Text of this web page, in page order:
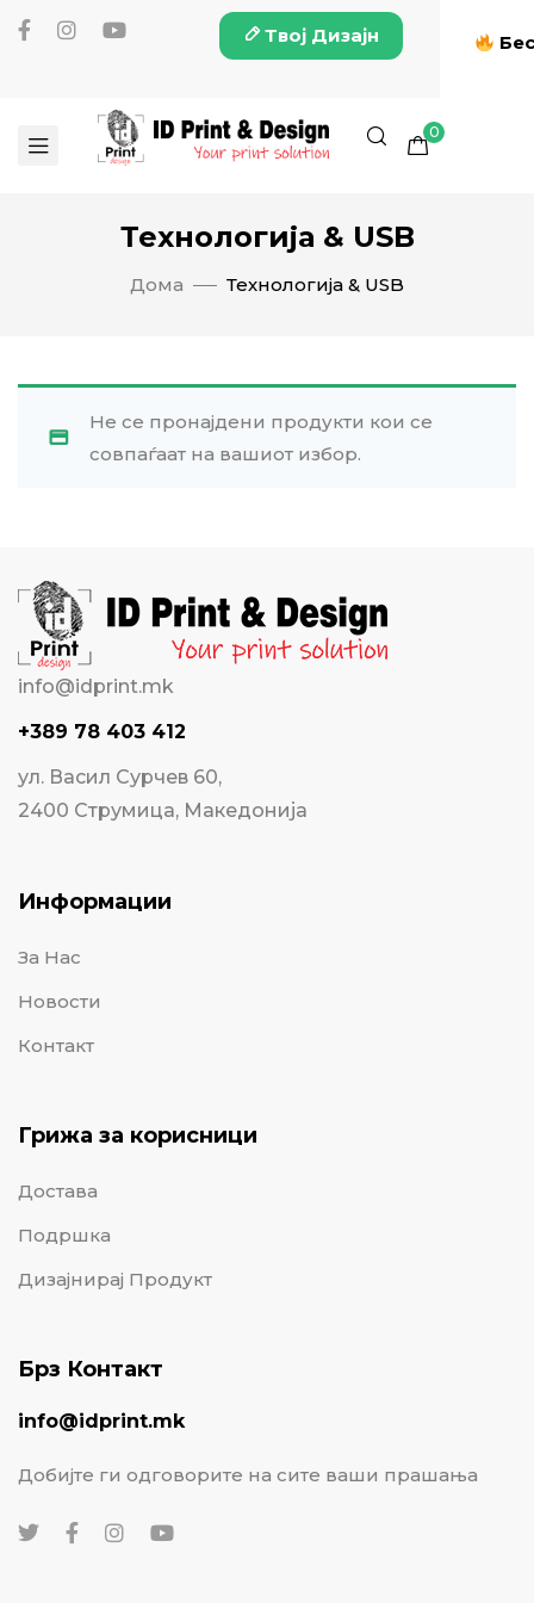
Твој Дизајн
0
Технологија & USB
Дома Технологија & USB
Не се пронајдени продукти кои се
совпаѓаат на вашиот избор.
info@idprint.mk
+389 78 403 412
ул. Васил Сурчев 60,
2400 Струмица, Македонија
Информации
За Нас
Новости
Контакт
Грижа за корисници
Достава
Подршка
Дизајнирај Продукт
Брз Контакт
info@idprint.mk
Добијте ги одговорите на сите ваши прашања